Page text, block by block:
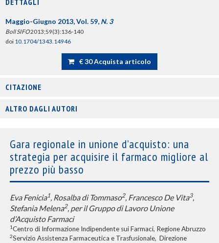
DETTAGLI
Maggio-Giugno 2013, Vol. 59, N. 3
Boll SIFO2013;59(3):136-140
doi 10.1704/1343.14946
€ 30 Acquista articolo
CITAZIONE
ALTRO DAGLI AUTORI
Gara regionale in unione d’acquisto: una
strategia per acquisire il farmaco migliore al
prezzo più basso
Eva Fenicia1, Rosalba di Tommaso2, Francesco De Vita3,
Stefania Melena2, per il Gruppo di Lavoro Unione
d’Acquisto Farmaci
1Centro di Informazione Indipendente sui Farmaci, Regione Abruzzo
2Servizio Assistenza Farmaceutica e Trasfusionale, Direzione